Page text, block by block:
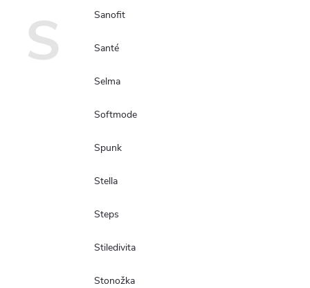
S Sanofit
Santé
Selma
Softmode
Spunk
Stella
Steps
Stiledivita
Stonožka